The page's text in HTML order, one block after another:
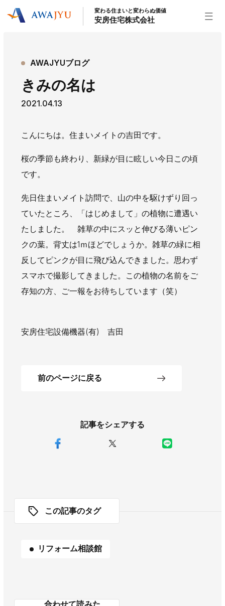
リフォーム事業 外装事業
不動産事業
社長挨拶 企業情報 沿革
拠点紹介
スタッフ紹介
お知らせ
社長ブログ イベント お知らせ
チラシ
AWAJYUブログ
安房住まいる
大型工事施工事例
採用情報
新卒・第二新卒採用 アルバイト採用 中途採用
変わる住まいと変わらぬ価値
安房住宅株式会社
記事をシェアする
AWAJYUブログ
きみの名は
2021.04.13
こんにちは。住まいメイトの吉田です。
桜の季節も終わり、新緑が目に眩しい今日この頃
です。
先日住まいメイト訪問で、山の中を駆けずり回っ
ていたところ、「はじめまして」の植物に遭遇い
たしました。 雑草の中にスッと伸びる薄いピン
クの葉。背丈は1ｍほどでしょうか。雑草の緑に相
反してピンクが目に飛び込んできました。思わず
スマホで撮影してきました。この植物の名前をご
存知の方、ご一報をお待ちしています（笑）
安房住宅設備機器(有) 吉田
前のページに戻る
この記事のタグ
リフォーム相談館